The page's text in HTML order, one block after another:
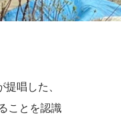
唱した、
ことを認識